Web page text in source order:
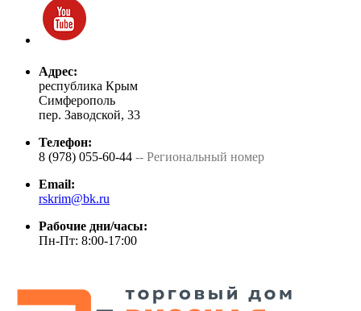
Адрес:
республика Крым
Симферополь
пер. Заводской, 33
Телефон:
8 (978) 055-60-44 -- Региональный номер
Email:
rskrim@bk.ru
Рабочие дни/часы:
Пн-Пт: 8:00-17:00